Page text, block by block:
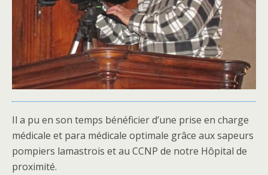
Il a pu en son temps bénéficier d’une prise en charge
médicale et para médicale optimale grâce aux sapeurs
pompiers lamastrois et au CCNP de notre Hôpital de
proximité.